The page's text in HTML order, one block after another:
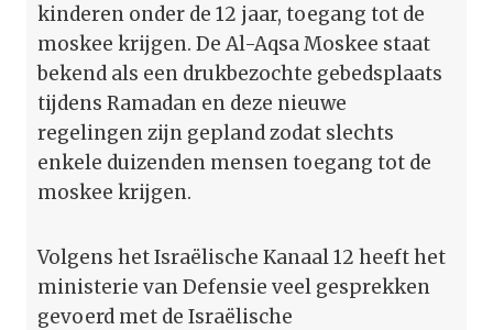
kinderen onder de 12 jaar, toegang tot de
moskee krijgen. De Al-Aqsa Moskee staat
bekend als een drukbezochte gebedsplaats
tijdens Ramadan en deze nieuwe
regelingen zijn gepland zodat slechts
enkele duizenden mensen toegang tot de
moskee krijgen.
Volgens het Israëlische Kanaal 12 heeft het
ministerie van Defensie veel gesprekken
gevoerd met de Israëlische